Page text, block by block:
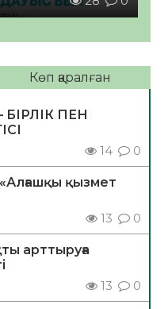
Көп қаралған
ПЕН
14 0
қызмет
13 0
арттыруға
13 0